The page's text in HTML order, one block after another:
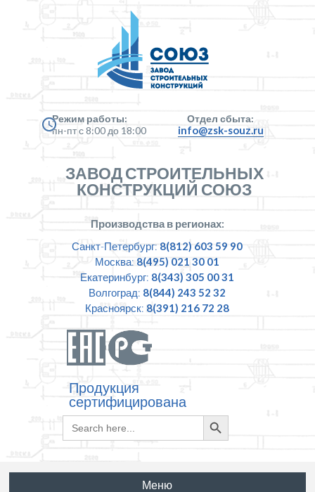
Режим работы:
пн-пт с 8:00 до 18:00
Отдел сбыта:
info@zsk-souz.ru
ЗАВОД СТРОИТЕЛЬНЫХ
КОНСТРУКЦИЙ СОЮЗ
Производства в регионах:
Санкт-Петербург: 8(812) 603 59 90
Москва: 8(495) 021 30 01
Екатеринбург: 8(343) 305 00 31
Волгоград: 8(844) 243 52 32
Красноярск: 8(391) 216 72 28
Продукция
сертифицирована
Search
for:
Search
Button
Меню